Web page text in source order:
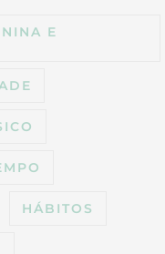
E
HÁBITOS